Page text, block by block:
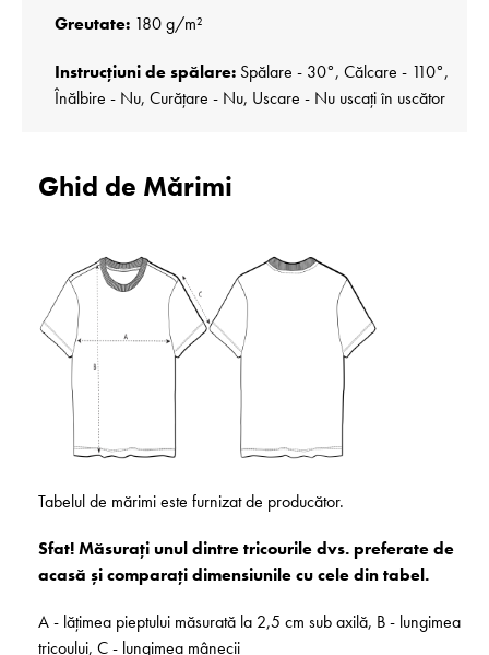
Greutate: 180 g/m²
Instrucțiuni de spălare: Spălare - 30°, Călcare - 110°,
Înălbire - Nu, Curățare - Nu, Uscare - Nu uscați în uscător
Ghid de Mărimi
Tabelul de mărimi este furnizat de producător.
Sfat! Măsurați unul dintre tricourile dvs. preferate de
acasă și comparați dimensiunile cu cele din tabel.
A - lățimea pieptului măsurată la 2,5 cm sub axilă, B - lungimea
tricoului, C - lungimea mânecii